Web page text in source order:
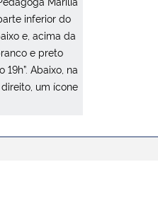
inferior do
e, acima da
e preto
Abaixo, na
um ícone